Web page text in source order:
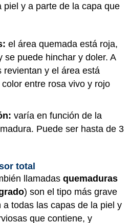
piel y a parte de la capa que
el área quemada está roja,
se puede hinchar y doler. A
revientan y el área está
entre rosa vivo y rojo
varía en función de la
Puede ser hasta de 3
total
llamadas quemaduras
) son el tipo más grave
todas las capas de la piel y
que contiene, y